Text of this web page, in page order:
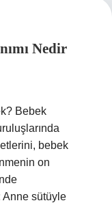
Nedir
Bebek
bebek
on
Anne sütüyle